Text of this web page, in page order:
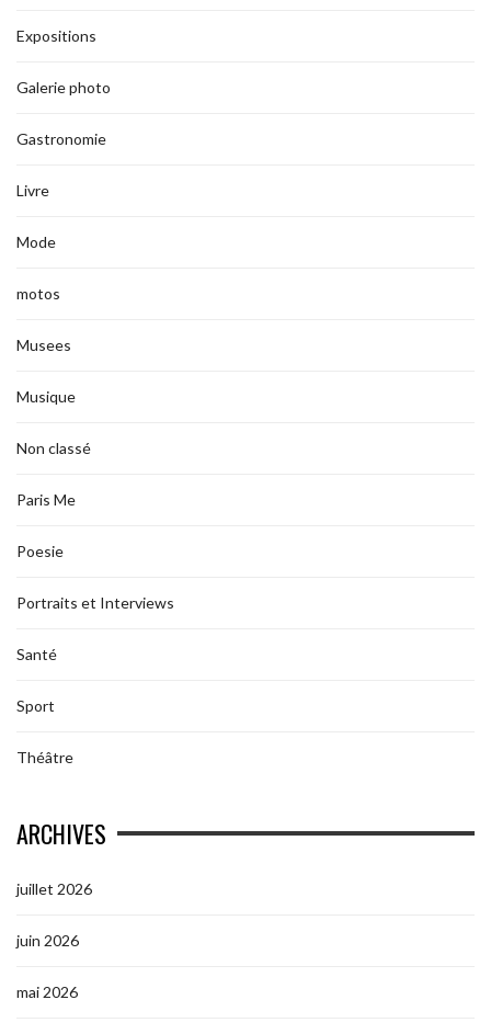
Expositions
Galerie photo
Gastronomie
Livre
Mode
motos
Musees
Musique
Non classé
Paris Me
Poesie
Portraits et Interviews
Santé
Sport
Théâtre
ARCHIVES
juillet 2026
juin 2026
mai 2026